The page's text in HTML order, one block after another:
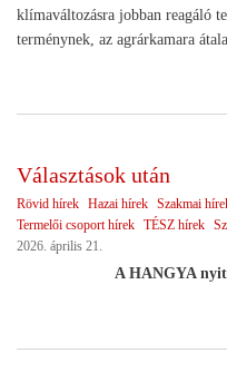
klímaváltozásra jobban reagáló
terménynek, az agrárkamara
Választások után
Rövid hírek Hazai hírek Szakmai
Termelői csoport hírek TÉSZ hírek
2026. április 21.
A HANGYA